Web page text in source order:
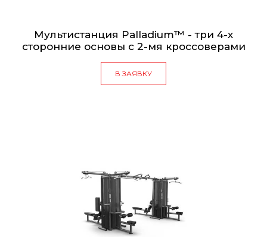
Мультистанция Palladium™ - три 4-х
сторонние основы с 2-мя кроссоверами
В ЗАЯВКУ